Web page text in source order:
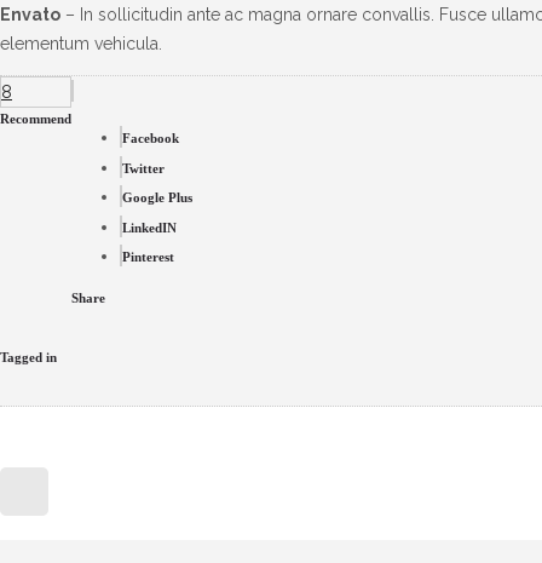
Envato – In sollicitudin ante ac magna ornare convallis. Fusce
elementum vehicula.
8
Recommend
Facebook
Twitter
Google Plus
LinkedIN
Pinterest
Share
Tagged in